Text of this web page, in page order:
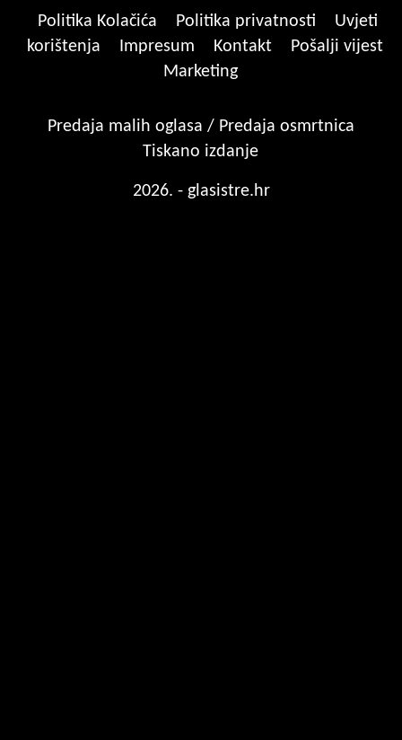
Politika Kolačića Politika privatnosti
Uvjeti
korištenja
Impresum Kontakt
Pošalji vijest
Marketing
Predaja malih oglasa / Predaja osmrtnica
Tiskano izdanje
2026. - glasistre.hr